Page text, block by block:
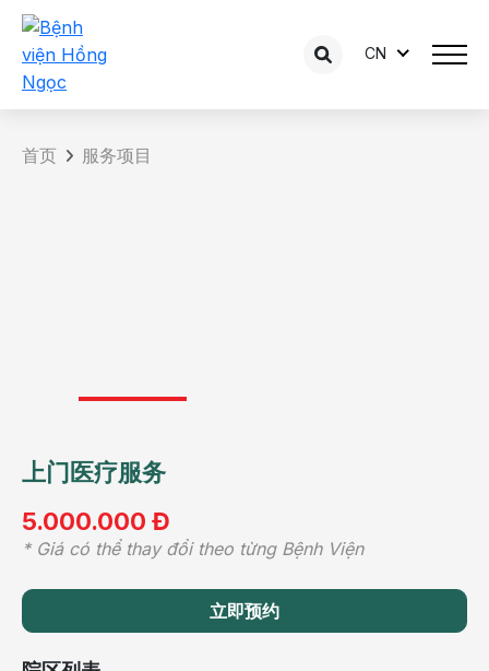
CN
首页 服务项目
上门医疗服务
5.000.000 Đ
* Giá có thể thay đổi theo từng Bệnh Viện
立即预约